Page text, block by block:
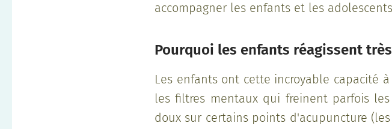
accompagner les enfants et les
Pourquoi les enfants réagissent
Les enfants ont cette incroyable capacité
les filtres mentaux qui freinent parfois
doux sur certains points d'acupuncture